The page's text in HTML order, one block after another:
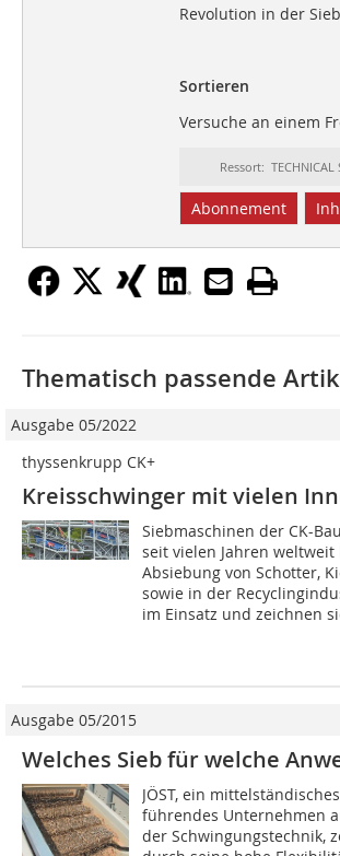
Revolution in der
Sortieren
Versuche an einem
Ressort: TECHNICAL
Abonnement
Thematisch passende
Ausgabe 05/2022
thyssenkrupp CK+
Kreisschwinger mit vielen
Siebmaschinen der CK-
seit vielen Jahren
Absiebung von Schotter,
sowie in der
im Einsatz und zeichnen
Ausgabe 05/2015
Welches Sieb für welche
JÖST, ein
führendes Unternehmen
der Schwingungstechnik,